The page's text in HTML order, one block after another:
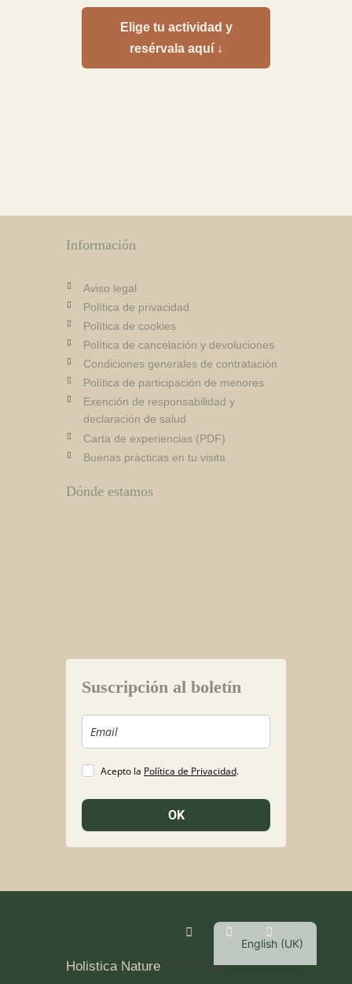
Elige tu actividad y
resérvala aquí ↓
Información
Aviso legal
Política de privacidad
Política de cookies
Política de cancelación y devoluciones
Condiciones generales de contratación
Política de participación de menores
Exención de responsabilidad y
declaración de salud
Carta de experiencias (PDF)
Buenas prácticas en tu visita
Dónde estamos
Suscripción al boletín
Acepto la Política de Privacidad.
OK
Holistica Nature © Todos los
English (UK)